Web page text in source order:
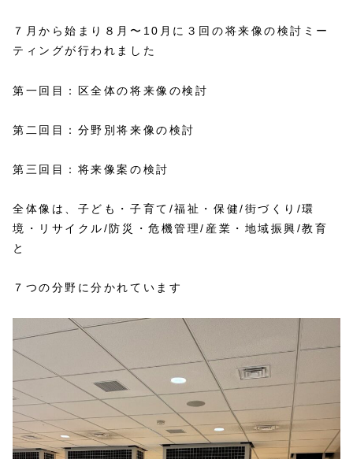
７月から始まり８月〜10月に３回の将来像の検討ミー
ティングが行われました
第一回目：区全体の将来像の検討
第二回目：分野別将来像の検討
第三回目：将来像案の検討
全体像は、子ども・子育て/福祉・保健/街づくり/環
境・リサイクル/防災・危機管理/産業・地域振興/教育
と
７つの分野に分かれています